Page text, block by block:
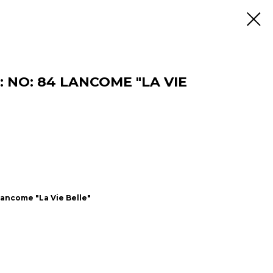
NO: 84 LANCOME "LA VIE
"La Vie Belle"